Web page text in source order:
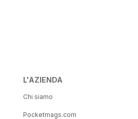
L'AZIENDA
Chi siamo
Pocketmags.com